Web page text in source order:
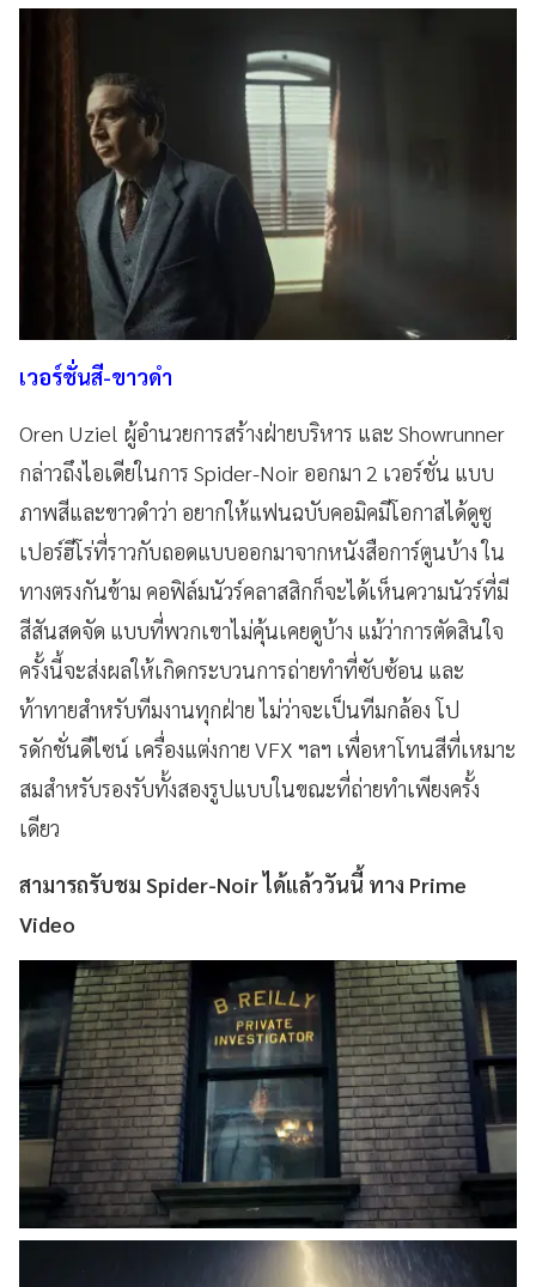
เวอร์ชั่นสี-ขาวดำ
Oren Uziel ผู้อำนวยการสร้างฝ่ายบริหาร และ Showrunner
กล่าวถึงไอเดียในการ Spider-Noir ออกมา 2 เวอร์ชั่น แบบ
ภาพสีและขาวดำว่า อยากให้แฟนฉบับคอมิคมีโอกาสได้ดูซู
เปอร์ฮีโร่ที่ราวกับถอดแบบออกมาจากหนังสือการ์ตูนบ้าง ใน
ทางตรงกันข้าม คอฟิล์มนัวร์คลาสสิกก็จะได้เห็นความนัวร์ที่มี
สีสันสดจัด แบบที่พวกเขาไม่คุ้นเคยดูบ้าง แม้ว่าการตัดสินใจ
ครั้งนี้จะส่งผลให้เกิดกระบวนการถ่ายทำที่ซับซ้อน และ
ท้าทายสำหรับทีมงานทุกฝ่าย ไม่ว่าจะเป็นทีมกล้อง โป
รดักชั่นดีไซน์ เครื่องแต่งกาย VFX ฯลฯ เพื่อหาโทนสีที่เหมาะ
สมสำหรับรองรับทั้งสองรูปแบบในขณะที่ถ่ายทำเพียงครั้ง
เดียว
สามารถรับชม Spider-Noir ได้แล้ววันนี้ ทาง Prime
Video